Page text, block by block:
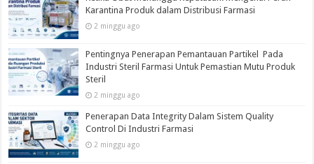
Karantina Produk dalam Distribusi Farmasi
2 minggu ago
Pentingnya Penerapan Pemantauan Partikel Pada
Industri Steril Farmasi Untuk Pemastian Mutu Produk
Steril
2 minggu ago
Penerapan Data Integrity Dalam Sistem Quality
Control Di Industri Farmasi
2 minggu ago